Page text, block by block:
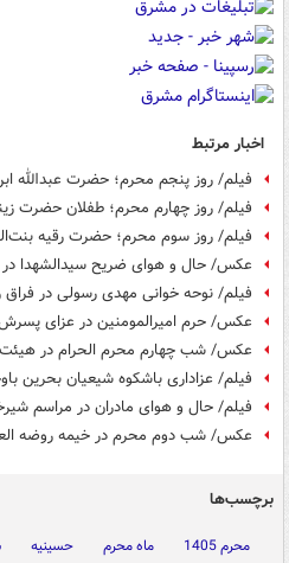
اخبار مرتبط
فیلم/ روز پنجم محرم؛ حضرت عبدالله
فیلم/ روز چهارم محرم؛ طفلان حضرت
فیلم/ روز سوم محرم؛ حضرت رقیه
عکس/ حال و هوای ضریح سیدالشهدا در
فیلم/ نوحه خوانی مهدی رسولی در
عکس/ حرم امیرالمومنین در عزای
عکس/ شب چهارم محرم الحرام در هیئت
فیلم/ عزاداری باشکوه شیعیان بحرین
فیلم/ حال و هوای مادران در مراسم
عکس/ شب دوم محرم در خیمه روضه
برچسب‌ها
محرم 1405 ماه محرم حسینیه